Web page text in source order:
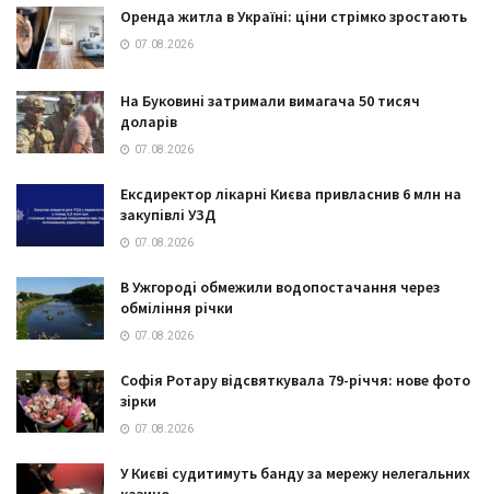
Оренда житла в Україні: ціни стрімко зростають
07.08.2026
На Буковині затримали вимагача 50 тисяч
доларів
07.08.2026
Ексдиректор лікарні Києва привласнив 6 млн на
закупівлі УЗД
07.08.2026
В Ужгороді обмежили водопостачання через
обміління річки
07.08.2026
Софія Ротару відсвяткувала 79-річчя: нове фото
зірки
07.08.2026
У Києві судитимуть банду за мережу нелегальних